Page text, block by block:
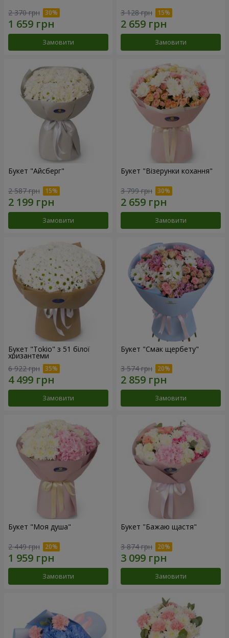
2 370 грн
Замовити
3 128 грн
Замовити
Букет "Айсберг"
2 587 грн
Замовити
Букет "Візерунки кохання"
3 799 грн
Замовити
Букет "Tokio" з 51 білої
хризантеми
6 922 грн
Замовити
Букет "Смак щербету"
3 574 грн
Замовити
Букет "Моя душа"
2 449 грн
Замовити
Букет "Бажаю щастя"
3 874 грн
Замовити